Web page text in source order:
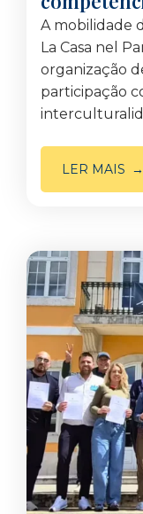
A mobilidade
La Casa nel
organização
participação
LER MAIS